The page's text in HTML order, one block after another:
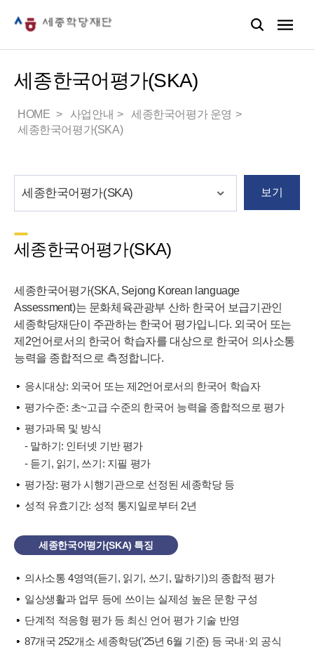
세종한국어평가(SKA)
HOME 사업안내
세종한국어평가 운영
세종한국어평가(SKA)
보기
세종한국어평가(SKA)
세종한국어평가(SKA, Sejong Korean language
Assessment)는 문화체육관광부 산하 한국어 보급기관인
세종학당재단이 주관하는 한국어 평가입니다. 외국어 또는
제2언어로서의 한국어 학습자를 대상으로 한국어 의사소통
능력을 종합적으로 측정합니다.
응시대상: 외국어 또는 제2언어로서의 한국어 학습자
평가수준: 초~고급 수준의 한국어 능력을 종합적으로 평가
평가과목 및 방식
- 말하기: 인터넷 기반 평가
- 듣기, 읽기, 쓰기: 지필 평가
평가장: 평가 시행기관으로 선정된 세종학당 등
성적 유효기간: 성적 통지일로부터 2년
세종한국어평가(SKA) 특징
의사소통 4영역(듣기, 읽기, 쓰기, 말하기)의 종합적 평가
일상생활과 업무 등에 쓰이는 실제성 높은 문항 구성
단계적 적응형 평가 등 최신 언어 평가 기술 반영
87개국 252개소 세종학당(’25년 6월 기준) 등 국내·외 공식